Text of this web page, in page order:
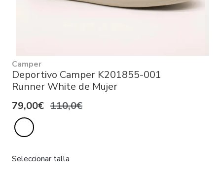
Camper
Deportivo Camper K201855-001
Runner White de Mujer
79,00€ 110,0€
Seleccionar talla